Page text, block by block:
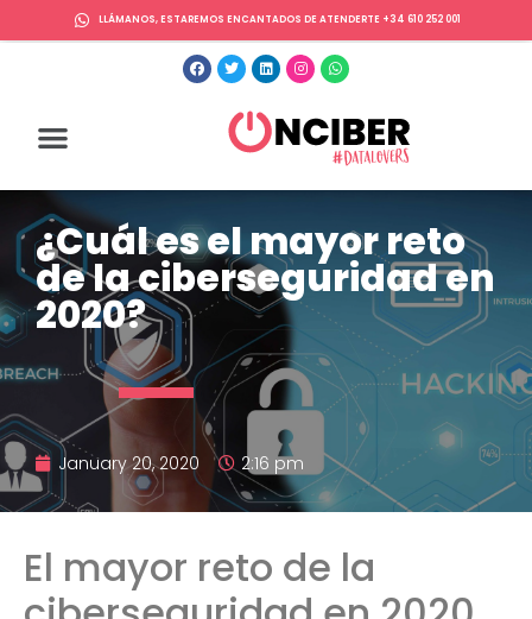
LLÁMANOS, ESTAREMOS ENCANTADOS DE ATENDERTE +34 610 252 001
¿Cuál es el mayor reto
de la ciberseguridad en
2020?
January 20, 2020 2:16 pm
El mayor reto de la